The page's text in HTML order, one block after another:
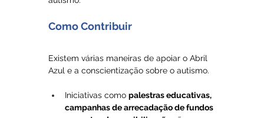
Como Contribuir
Existem várias maneiras de apoiar o Abril
Azul e a conscientização sobre o autismo.
Iniciativas como palestras educativas,
campanhas de arrecadação de fundos